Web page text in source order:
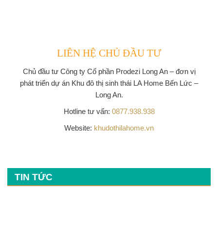
LIÊN HỆ CHỦ ĐẦU TƯ
Chủ đầu tư Công ty Cổ phần Prodezi Long An– đơn vị
phát triển dự án Khu đô thị sinh thái LA Home Bến Lức –
Long An.
Hotline tư vấn: 0877.938.938
Website: khudothilahome.vn
TIN TỨC